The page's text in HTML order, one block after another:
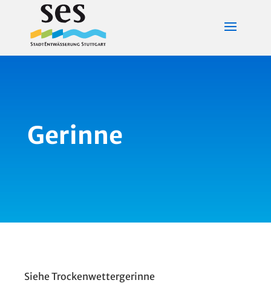
Gerinne
Siehe Trockenwettergerinne